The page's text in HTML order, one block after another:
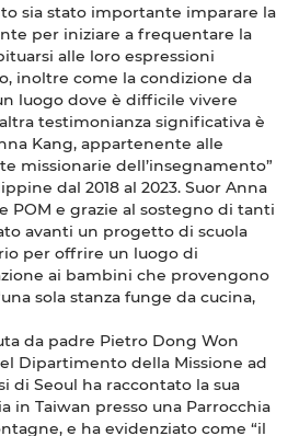
sia stato importante imparare la
per iniziare a frequentare la
alle loro espressioni
inoltre come la condizione da
luogo dove è difficile vivere
testimonianza significativa è
Kang, appartenente alle
missionarie dell’insegnamento”
dal 2018 al 2023. Suor Anna
POM e grazie al sostegno di tanti
avanti un progetto di scuola
per offrire un luogo di
ai bambini che provengono
sola stanza funge da cucina,
da padre Pietro Dong Won
Dipartimento della Missione ad
di Seoul ha raccontato la sua
in Taiwan presso una Parrocchia
e ha evidenziato come “il